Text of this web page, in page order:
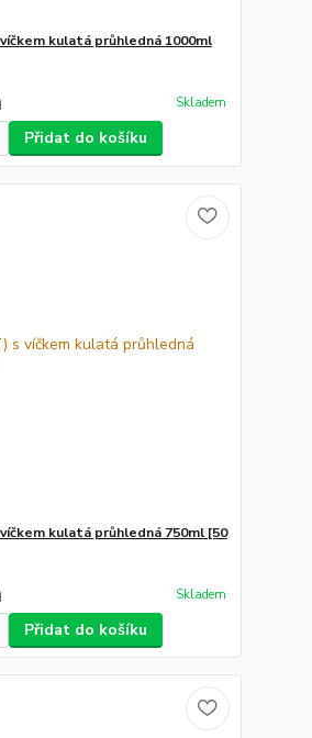
kulatá průhledná 1000ml
Skladem
Přidat do košíku
kulatá průhledná 750ml [50
Skladem
Přidat do košíku